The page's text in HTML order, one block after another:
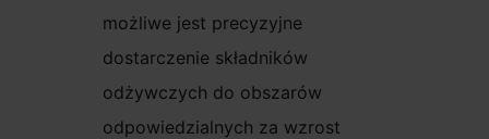
możliwe jest precyzyjne
dostarczenie składników
odżywczych do obszarów
odpowiedzialnych za wzrost